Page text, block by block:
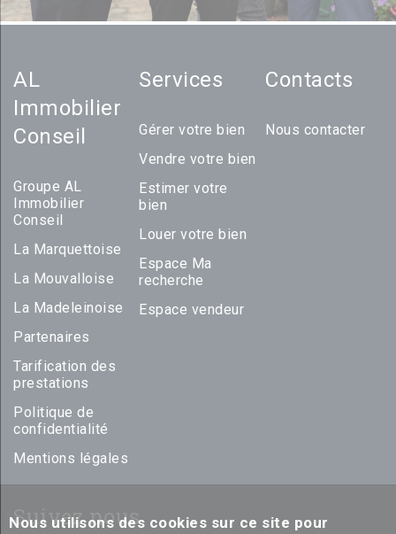
AL
Immobilier
Conseil
Groupe AL
Immobilier
Conseil
La Marquettoise
La Mouvalloise
La Madeleinoise
Partenaires
Tarification des
prestations
Politique de
confidentialité
Mentions légales
Services
Gérer votre bien
Vendre votre bien
Estimer votre
bien
Louer votre bien
Espace Ma
recherche
Espace vendeur
Contacts
Nous contacter
Suivez nous
Nous utilisons des cookies sur ce site pour